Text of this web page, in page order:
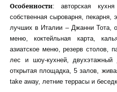
Особенности: авторская
собственная сыроварня, пекарня,
лучших в Италии – Джанни Тота,
меню, коктейльная карта,
азиатское меню, резерв столов,
лес и шоу-кухней,
открытая площадка, 5 залов,
take away, летние террасы и